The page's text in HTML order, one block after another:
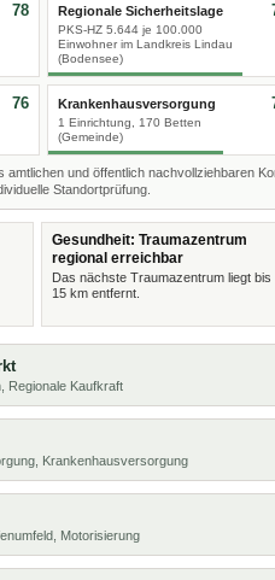
78 Regionale Sicherheitslage
PKS-HZ 5.644 je 100.000
Einwohner im Landkreis Lindau
(Bodensee)
76 Krankenhausversorgung
1 Einrichtung, 170 Betten
(Gemeinde)
und öffentlich nachvollziehbaren
Standortprüfung.
Gesundheit: Traumazentrum
regional erreichbar
Das nächste Traumazentrum liegt bis
15 km entfernt.
Regionale Kaufkraft
Krankenhausversorgung
Motorisierung